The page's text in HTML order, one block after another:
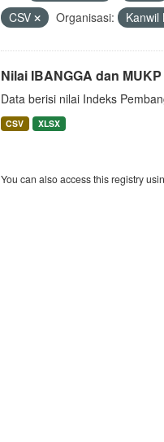
CSV
Organisasi: Kanwil
Nilai IBANGGA dan
Data berisi nilai Indeks
CSV XLSX
You can also access this registry